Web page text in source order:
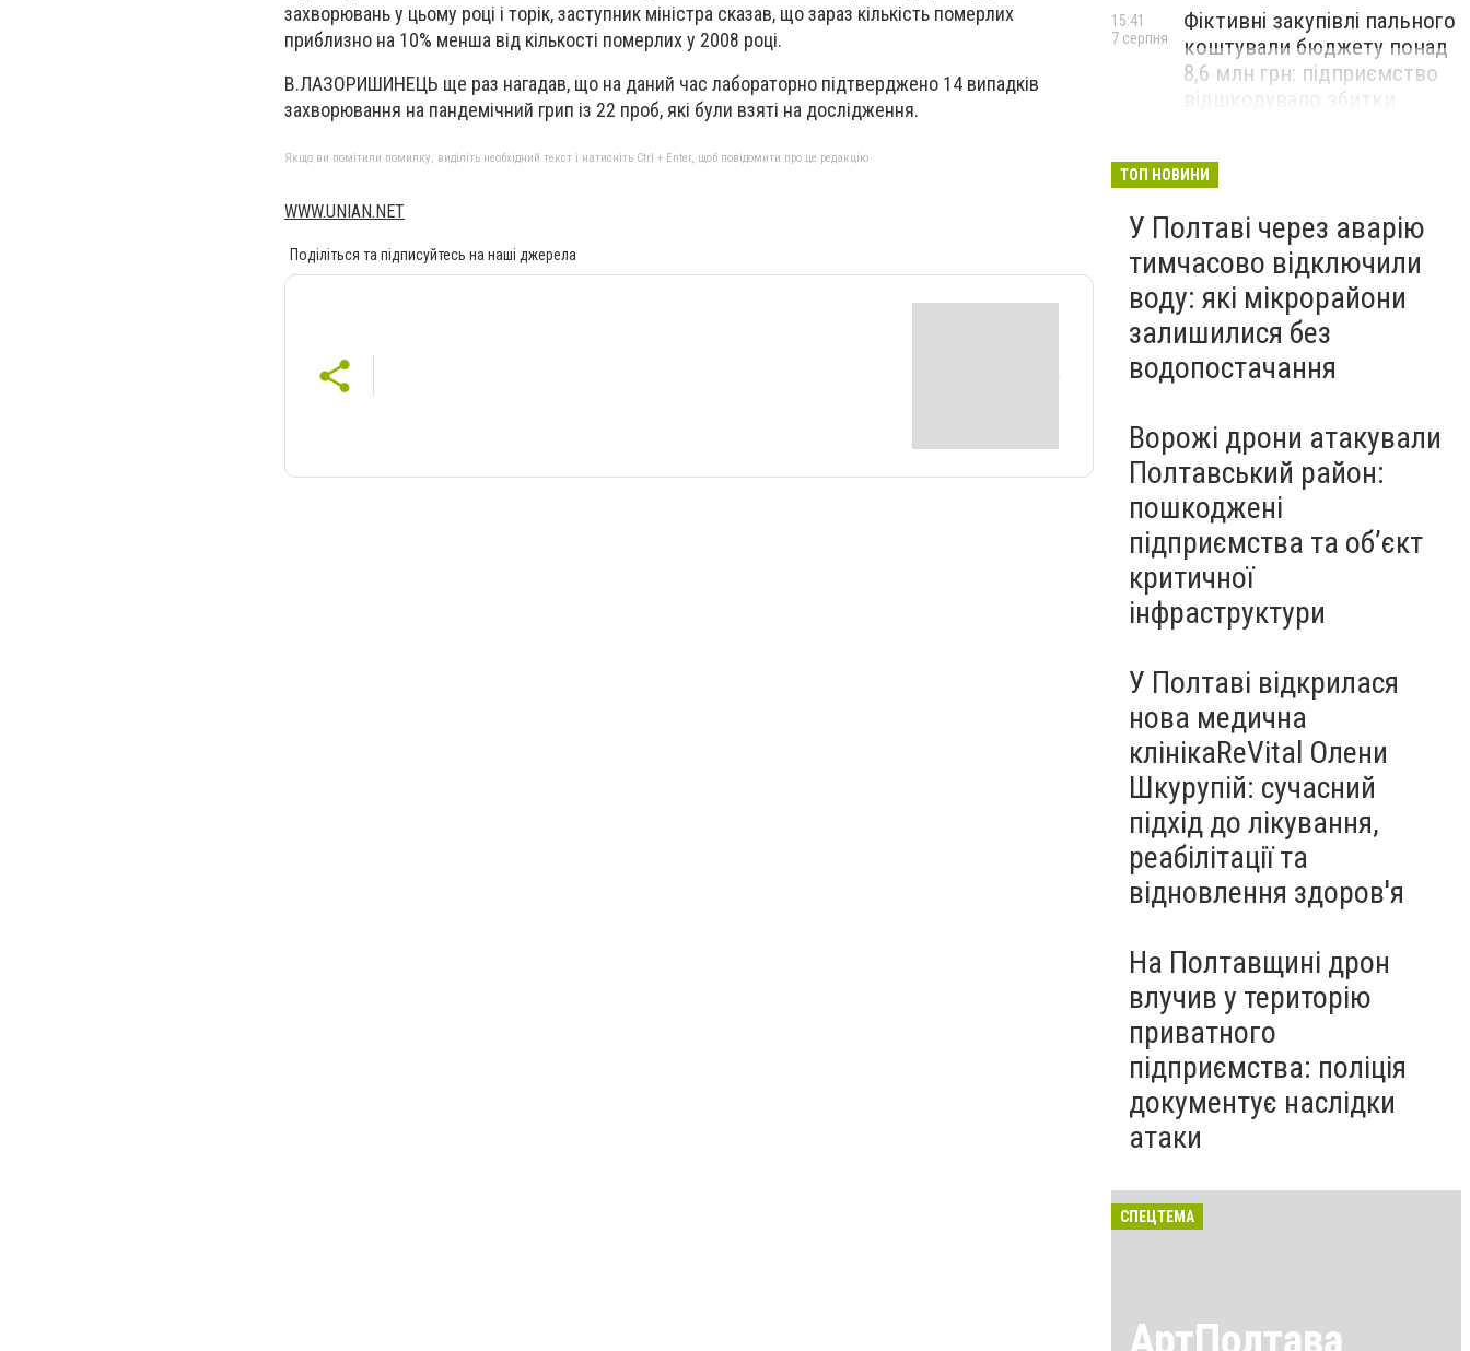
захворювань у цьому році і торік, заступник міністра сказав, що зараз кількість померлих
приблизно на 10% менша від кількості померлих у 2008 році.
В.ЛАЗОРИШИНЕЦЬ ще раз нагадав, що на даний час лабораторно підтверджено 14 випадків
захворювання на пандемічний грип із 22 проб, які були взяті на дослідження.
Якщо ви помітили помилку, виділіть необхідний текст і натисніть Ctrl + Enter, щоб повідомити про це редакцію
WWW.UNIAN.NET
Поділіться та підписуйтесь на наші джерела
Фіктивні закупівлі пального
коштували бюджету понад
8,6 млн грн: підприємство
відшкодувало збитки
15:41
7 серпня
ТОП НОВИНИ
У Полтаві через аварію
тимчасово відключили
воду: які мікрорайони
залишилися без
водопостачання
Ворожі дрони атакували
Полтавський район:
пошкоджені
підприємства та об’єкт
критичної
інфраструктури
У Полтаві відкрилася
нова медична
клінікаReVital Олени
Шкурупій: сучасний
підхід до лікування,
реабілітації та
відновлення здоров'я
На Полтавщині дрон
влучив у територію
приватного
підприємства: поліція
документує наслідки
атаки
СПЕЦТЕМА
АртПолтава